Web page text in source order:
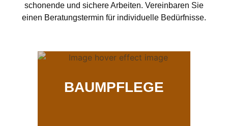
schonende und sichere Arbeiten. Vereinbaren Sie
einen Beratungstermin für individuelle Bedürfnisse.
BAUMPFLEGE